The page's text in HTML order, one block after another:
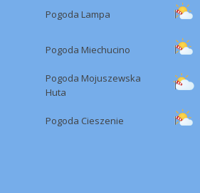
Pogoda Lampa
Pogoda Miechucino
Pogoda Mojuszewska
Huta
Pogoda Cieszenie